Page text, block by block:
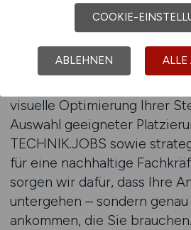
Industriemechaniker bis
wir helfen Ihnen, präzise
passenden Kandidaten
visuelle Optimierung Ihrer
Auswahl geeigneter
TECHNIK.JOBS sowie
für eine nachhaltige
sorgen wir dafür, dass Ihre
untergehen – sondern
ankommen, die Sie
COOKIE-
ABLEHNEN ALLE